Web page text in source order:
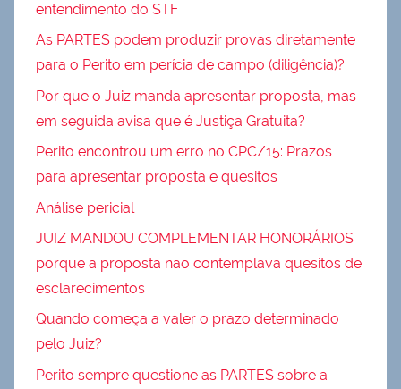
entendimento do STF
As PARTES podem produzir provas diretamente
para o Perito em perícia de campo (diligência)?
Por que o Juiz manda apresentar proposta, mas
em seguida avisa que é Justiça Gratuita?
Perito encontrou um erro no CPC/15: Prazos
para apresentar proposta e quesitos
Análise pericial
JUIZ MANDOU COMPLEMENTAR HONORÁRIOS
porque a proposta não contemplava quesitos de
esclarecimentos
Quando começa a valer o prazo determinado
pelo Juiz?
Perito sempre questione as PARTES sobre a